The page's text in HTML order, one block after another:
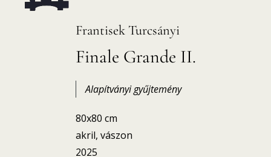
Frantisek Turcsányi
Finale Grande II.
Alapítványi gyűjtemény
80x80 cm
akril, vászon
2025